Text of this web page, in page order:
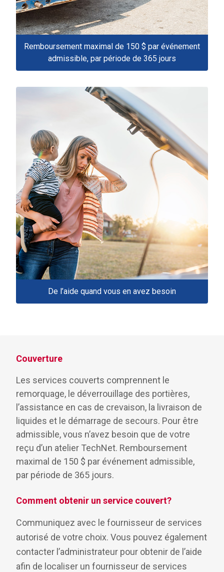
Remboursement maximal de 150 $ par événement
admissible, par période de 365 jours
De l’aide quand vous en avez besoin
Couverture
Les services couverts comprennent le
remorquage, le déverrouillage des portières,
l’assistance en cas de crevaison, la livraison de
liquides et le démarrage de secours. Pour être
admissible, vous n’avez besoin que de votre
reçu d’un atelier TechNet. Remboursement
maximal de 150 $ par événement admissible,
par période de 365 jours.
Comment obtenir un service couvert?
Communiquez avec le fournisseur de services
autorisé de votre choix. Vous pouvez également
contacter l’administrateur pour obtenir de l’aide
afin de localiser un fournisseur de services